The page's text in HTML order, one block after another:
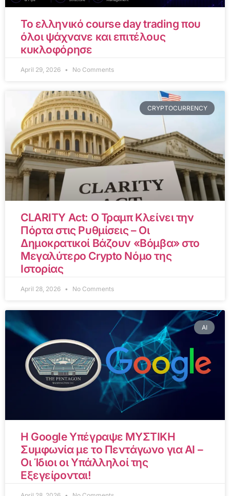
Το ελληνικό course day trading που
όλοι ψάχνανε και επιτέλους
κυκλοφόρησε
April 29, 2026 No Comments
CRYPTOCURRENCY
CLARITY Act: Ο Τραμπ Κλείνει την
Πόρτα στις Ρυθμίσεις – Οι
Δημοκρατικοί Βάζουν «Βόμβα» στο
Μεγαλύτερο Crypto Νόμο της
Ιστορίας
April 28, 2026 No Comments
AI
Η Google Υπέγραψε ΜΥΣΤΙΚΗ
Συμφωνία με το Πεντάγωνο για AI –
Οι Ίδιοι οι Υπάλληλοί της
Εξεγείρονται!